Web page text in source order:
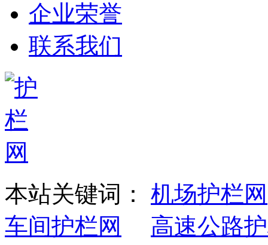
企业荣誉
联系我们
本站关键词： 机场护栏网
车间护栏网
高速公路